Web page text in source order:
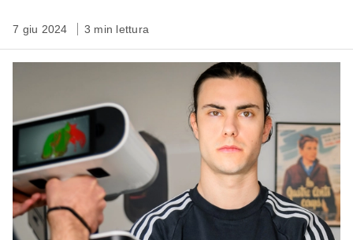
7 giu 2024 3 min lettura